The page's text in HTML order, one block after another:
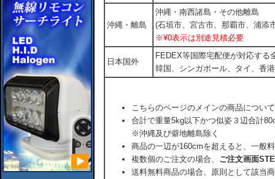
沖縄・離島
沖縄・南西諸島・その他離島
(石垣市、宮古市、那覇市、浦添
※¥0表示は別途見積必要
日本国外
FEDEX等国際宅配便が対応す
韓国、シンガポール、タイ、香
こちらのページのメインの商品につい
合計で重量5kg以下かつ似姿３辺合計
※沖縄及び僻地離島除く
商品の一辺が160cmを超えると、一般
複数個のご注文の場合、 ご注文画面
送料無料商品の場合、原則として該当